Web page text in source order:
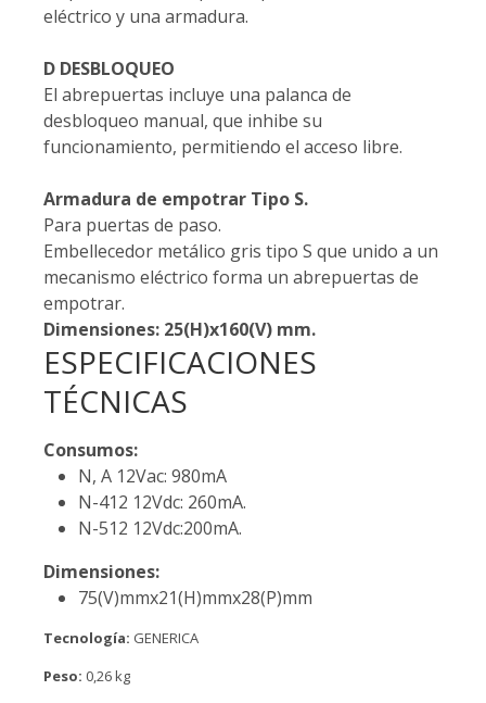
eléctrico y una armadura.
D DESBLOQUEO
El abrepuertas incluye una palanca de
desbloqueo manual, que inhibe su
funcionamiento, permitiendo el acceso libre.
Armadura de empotrar Tipo S.
Para puertas de paso.
Embellecedor metálico gris tipo S que unido a un
mecanismo eléctrico forma un abrepuertas de
empotrar.
Dimensiones: 25(H)x160(V) mm.
ESPECIFICACIONES
TÉCNICAS
Consumos:
N, A 12Vac: 980mA
N-412 12Vdc: 260mA.
N-512 12Vdc:200mA.
Dimensiones:
75(V)mmx21(H)mmx28(P)mm
Tecnología: GENERICA
Peso: 0,26 kg